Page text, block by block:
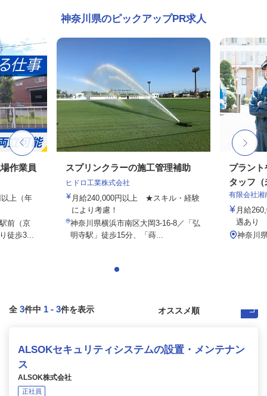
神奈川県のピックアップPR求人
作業員
上（年
前（京
徒歩3...
スプリンクラーの施工管理補助
ヒドロ工業株式会社
月給240,000円以上 ★スキル・経験
により考慮！
神奈川県横浜市南区大岡3-16-8／「弘
明寺駅」徒歩15分、「蒔...
プラン
タッフ
有限会社湘
月給
遇あり
神奈川
全 3件中 1 - 3件を表示
ALSOKセキュリティシステムの設置・メンテナン
ス
ALSOK株式会社
正社員